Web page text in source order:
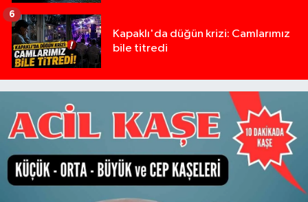
Kapaklı'da düğün krizi: Camlarımız
bile titredi
6